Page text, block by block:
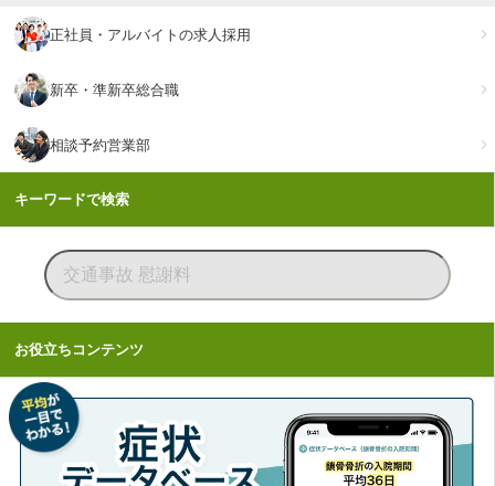
正社員・アルバイトの求人採用
新卒・準新卒総合職
相談予約営業部
キーワードで検索
お役立ちコンテンツ